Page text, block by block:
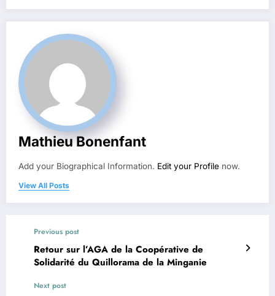
Mathieu Bonenfant
Add your Biographical Information. Edit your Profile now.
View All Posts
Previous post
Retour sur l’AGA de la Coopérative de
Solidarité du Quillorama de la Minganie
Next post